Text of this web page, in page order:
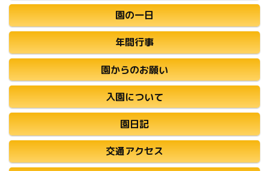
園の一日
年間行事
園からのお願い
入園について
園日記
交通アクセス